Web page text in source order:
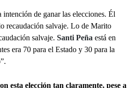
de ganar las elecciones. Él
recaudación salvaje. Lo de Marito
salvaje. Santi Peña está en
era 70 para el Estado y 30 para la
esta elección tan claramente, pese a